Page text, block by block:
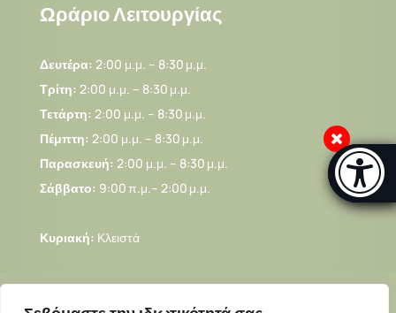
Μπάρα
Ωράριο Λειτουργίας
Δευτέρα: 2:00 μ.μ. – 8:30 μ.μ.
Τρίτη: 2:00 μ.μ. – 8:30 μ.μ.
Τετάρτη: 2:00 μ.μ. – 8:30 μ.μ.
Πέμπτη: 2:00 μ.μ. – 8:30 μ.μ.
Παρασκευή: 2:00 μ.μ. – 8:30 μ.μ.
Σάββατο: 9:00 π.μ.– 2:00 μ.μ.
Κυριακή: Κλειστά
….